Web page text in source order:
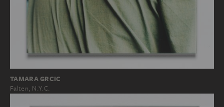
TAMARA GRCIC
Falten, N.Y.C.